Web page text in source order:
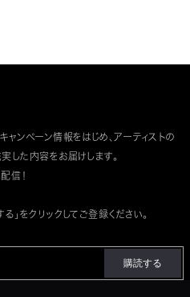
ャンペーン情報をはじめ、アーティストの
した内容をお届けします。
信！
」をクリックしてご登録ください。